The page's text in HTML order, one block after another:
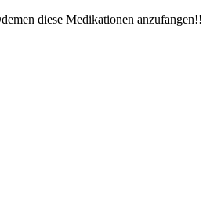
diese Medikationen anzufangen!!